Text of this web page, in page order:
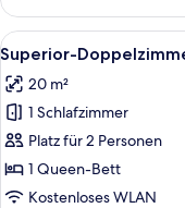
2 Einzelbetten,
Flussblick
Alle
Fotos
für
Superior-
Doppelzimmer,
Balkon,
Bergblick
5
Superior-
20 m²
1 Schlafzimmer
Platz für 2 Personen
1 Queen-Bett
Kostenloses WLAN